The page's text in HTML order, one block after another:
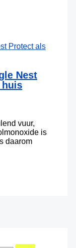
Nest
huis
vuur,
is
daarom